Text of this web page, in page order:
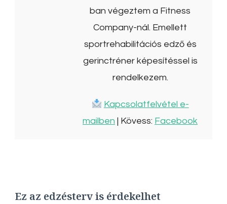
ban végeztem a Fitness
Company-nál. Emellett
sportrehabilitációs edző és
gerinctréner képesítéssel is
rendelkezem.
Kapcsolatfelvétel e-
mailben | Kövess: Facebook
Ez az edzésterv is érdekelhet